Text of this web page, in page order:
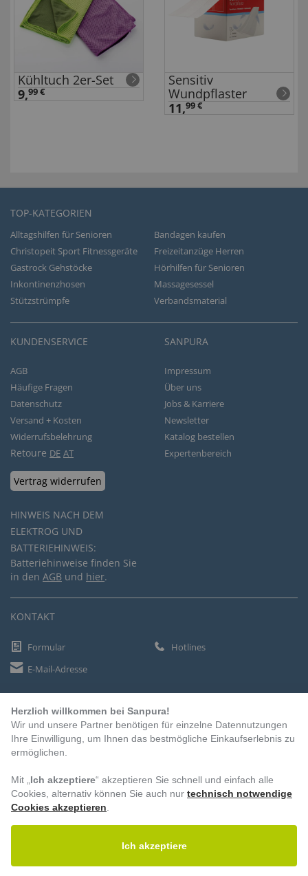
Kühltuch 2er-Set
9,99 €
Sensitiv
Wundpflaster
11,99 €
TOP-KATEGORIEN
Alltagshilfen für Senioren
Bandagen kaufen
Christopeit Sport Fitnessgeräte
Freizeitanzüge Herren
Gastrock Gehstöcke
Hörhilfen für Senioren
Inkontinenzhosen
Massagesessel
Stützstrümpfe
Verbandsmaterial
KUNDENSERVICE
AGB
Häufige Fragen
Datenschutz
Versand + Kosten
Widerrufsbelehrung
Retoure DE AT
Vertrag widerrufen
HINWEIS NACH DEM
ELEKTROG UND
BATTERIEHINWEIS:
Batteriehinweise finden Sie
in den AGB und hier.
SANPURA
Impressum
Über uns
Jobs & Karriere
Newsletter
Katalog bestellen
Expertenbereich
KONTAKT
Formular
Hotlines
E-Mail-Adresse
ZAHLUNGSARTEN
Vorkasse
BESUCHEN SIE UNS
Herzlich willkommen bei Sanpura!
Wir und unsere Partner benötigen für einzelne Datennutzungen
Ihre Einwilligung, um Ihnen das bestmögliche Einkaufserlebnis zu
ermöglichen.
Mit „ Ich akzeptiere“ akzeptieren Sie schnell und einfach alle
Cookies, alternativ können Sie auch nur technisch notwendige
Cookies akzeptieren
Ich akzeptiere